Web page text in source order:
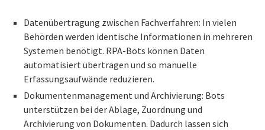
Datenübertragung zwischen Fachverfahren: In vielen
Behörden werden identische Informationen in mehreren
Systemen benötigt. RPA-Bots können Daten
automatisiert übertragen und so manuelle
Erfassungsaufwände reduzieren.
Dokumentenmanagement und Archivierung: Bots
unterstützen bei der Ablage, Zuordnung und
Archivierung von Dokumenten. Dadurch lassen sich